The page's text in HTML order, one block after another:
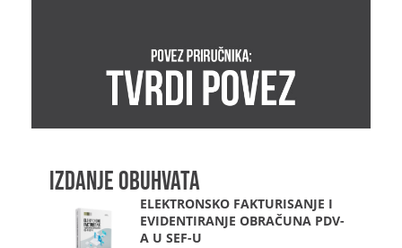
IZDANJE OBUHVATA
ELEKTRONSKO FAKTURISANJE I
EVIDENTIRANJE OBRAČUNA PDV-
A U SEF-U